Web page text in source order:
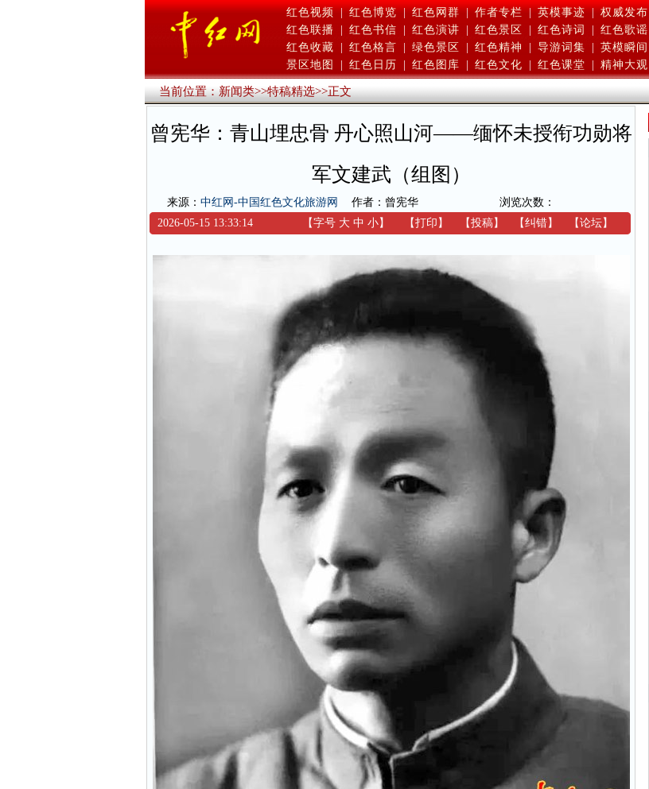
红色视频 | 红色博览 | 红色网群 | 作者专栏 | 英模事迹 | 权威发布
红色联播
红色书信 红色演讲 红色景区 红色诗词 红色歌谣
红色收藏
红色格言 绿色景区 红色精神 导游词集 英模瞬间
景区地图
红色日历 红色图库 红色文化 红色课堂 精神大观
当前位置：新闻类>>特稿精选>>正文
曾宪华：青山埋忠骨 丹心照山河——缅怀未授衔功勋将
军文建武（组图）
来源： 中红网-中国红色文化旅游网 作者：曾宪华
浏览次数：
2026-05-15 13:33:14
【字号 大 中 小】 【打印 】 【投稿】 【纠错】 【论坛】